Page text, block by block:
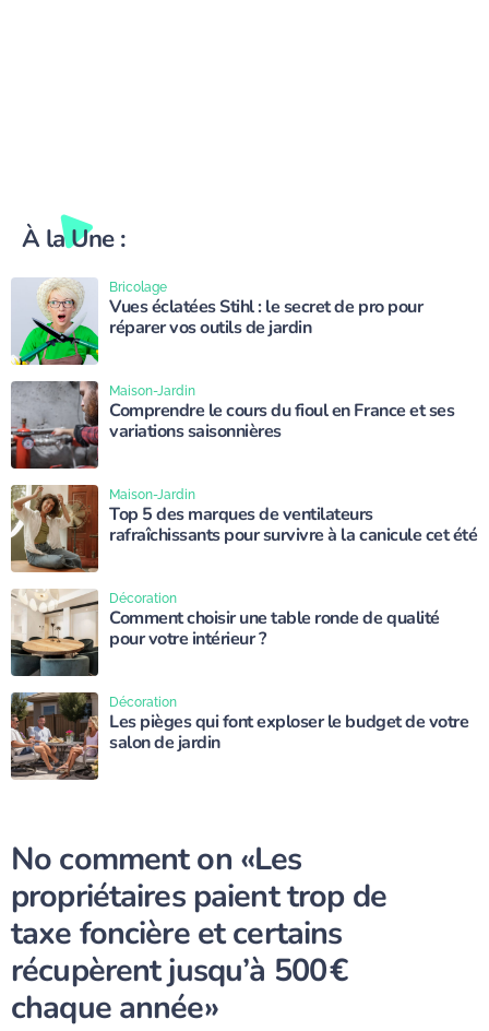
À la Une :
Vues éclatées Stihl : le secret de pro pour
réparer vos outils de jardin
Bricolage
Comprendre le cours du fioul en France et ses
variations saisonnières
Maison-Jardin
Top 5 des marques de ventilateurs
rafraîchissants pour survivre à la canicule cet été
Maison-Jardin
Comment choisir une table ronde de qualité
pour votre intérieur ?
Décoration
Les pièges qui font exploser le budget de votre
salon de jardin
Décoration
No comment on «Les
propriétaires paient trop de
taxe foncière et certains
récupèrent jusqu’à 500 €
chaque année»